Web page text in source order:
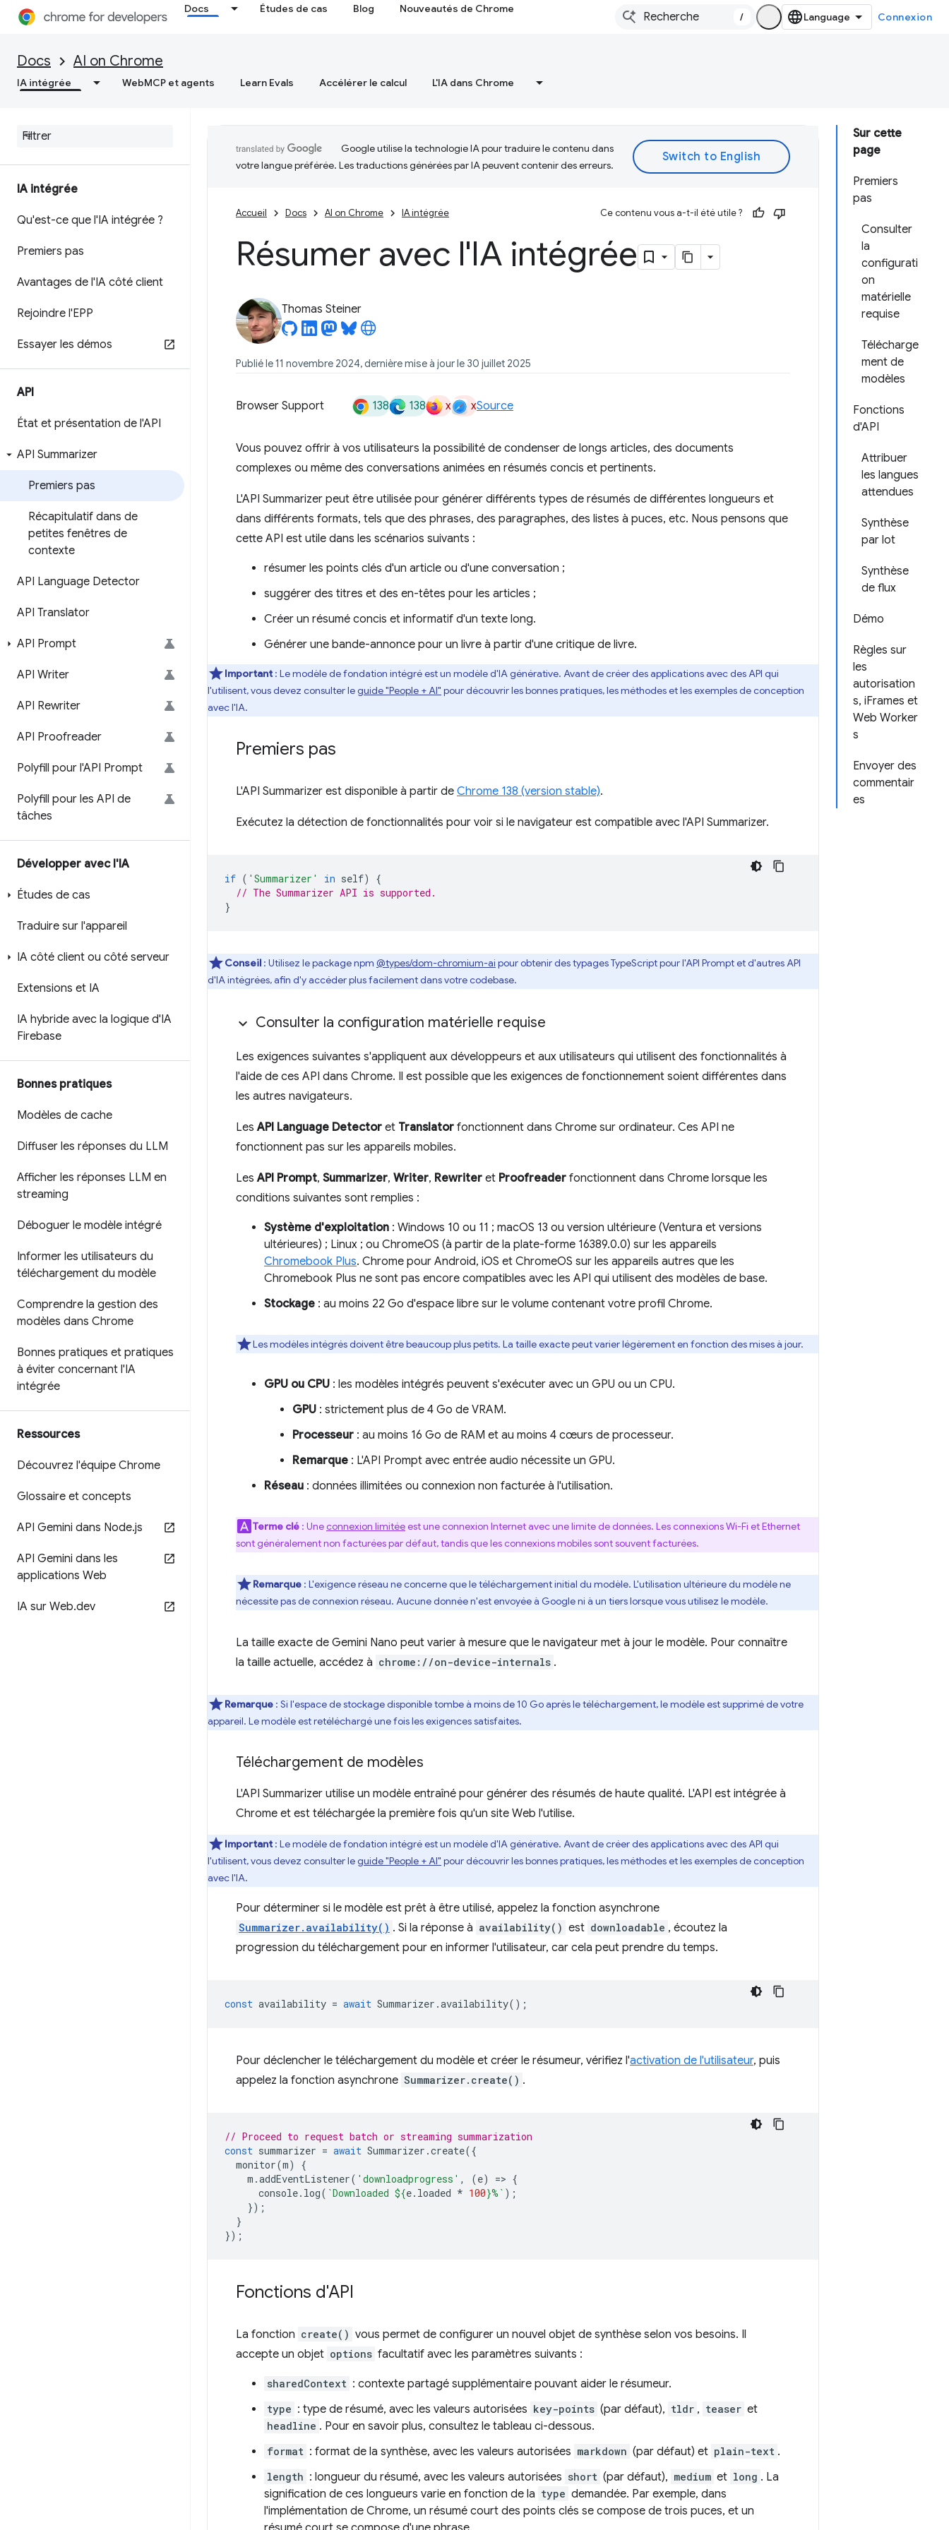
Docs Études de cas Blog Nouveautés de Chrome
/ Connexion
Docs AI on Chrome
IA intégrée WebMCP et agents Learn Evals Accélérer le calcul L'IA dans Chrome
IA intégrée
Qu'est-ce que l'IA intégrée ?
Premiers pas
Avantages de l'IA côté client
Rejoindre l'EPP
Essayer les démos
API
État et présentation de l'API
API Summarizer
Premiers pas
Récapitulatif dans de
petites fenêtres de
contexte
API Language Detector
API Translator
API Prompt
API Writer
API Rewriter
API Proofreader
Polyfill pour l'API Prompt
Polyfill pour les API de
tâches
Développer avec l'IA
Études de cas
Traduire sur l'appareil
IA côté client ou côté serveur
Extensions et IA
IA hybride avec la logique d'IA
Firebase
Bonnes pratiques
Modèles de cache
Diffuser les réponses du LLM
Afficher les réponses LLM en
streaming
Déboguer le modèle intégré
Informer les utilisateurs du
téléchargement du modèle
Comprendre la gestion des
modèles dans Chrome
Bonnes pratiques et pratiques
à éviter concernant l'IA
intégrée
Ressources
Découvrez l'équipe Chrome
Glossaire et concepts
API Gemini dans Node.js
API Gemini dans les
applications Web
IA sur Web.dev
Sur cette
page
Premiers
pas
Consulter
la
configurati
on
matérielle
requise
Télécharge
ment de
modèles
Fonctions
d'API
Attribuer
les langues
attendues
Synthèse
par lot
Synthèse
de flux
Démo
Règles sur
les
autorisation
s, iFrames et
Web Worker
s
Envoyer des
commentair
es
Google utilise la technologie IA pour traduire le contenu dans
votre langue préférée. Les traductions générées par IA peuvent contenir des erreurs.
Accueil Docs AI on Chrome IA intégrée Ce contenu vous a-t-il été utile ?
Résumer avec l'IA intégrée
Thomas Steiner
Publié le 11 novembre 2024, dernière mise à jour le 30 juillet 2025
Browser Support 138 138 x xSource
Vous pouvez offrir à vos utilisateurs la possibilité de condenser de longs articles, des documents
complexes ou même des conversations animées en résumés concis et pertinents.
L'API Summarizer peut être utilisée pour générer différents types de résumés de différentes longueurs et
dans différents formats, tels que des phrases, des paragraphes, des listes à puces, etc. Nous pensons que
cette API est utile dans les scénarios suivants :
résumer les points clés d'un article ou d'une conversation ;
suggérer des titres et des en-têtes pour les articles ;
Créer un résumé concis et informatif d'un texte long.
Générer une bande-annonce pour un livre à partir d'une critique de livre.
Important : Le modèle de fondation intégré est un modèle d'IA générative. Avant de créer des applications avec des API qui
l'utilisent, vous devez consulter leguide "People + AI" pour découvrir les bonnes pratiques, les méthodes et les exemples de conception
avec l'IA.
Premiers pas
L'API Summarizer est disponible à partir de Chrome 138 (version stable).
Exécutez la détection de fonctionnalités pour voir si le navigateur est compatible avec l'API Summarizer.
if ( 'Summarizer' in self)
{
// The Summarizer API is supported.
}
Conseil : Utilisez le package npm @types/dom-chromium-ai pour obtenir des typages TypeScript pour l'API Prompt et d'autres API
d'IA intégrées, afin d'y accéder plus facilement dans votre codebase.
Consulter la configuration matérielle requise
Les exigences suivantes s'appliquent aux développeurs et aux utilisateurs qui utilisent des fonctionnalités à
l'aide de ces API dans Chrome. Il est possible que les exigences de fonctionnement soient différentes dans
les autres navigateurs.
LesAPI Language Detector et Translator fonctionnent dans Chrome sur ordinateur. Ces API ne
fonctionnent pas sur les appareils mobiles.
LesAPI Prompt, Summarizer, Writer, Rewriter et Proofreader fonctionnent dans Chrome lorsque les
conditions suivantes sont remplies :
Système d'exploitation : Windows 10 ou 11 ; macOS 13 ou version ultérieure (Ventura et versions
ultérieures) ; Linux ; ou ChromeOS (à partir de la plate-forme 16389.0.0) sur les appareils
Chromebook Plus. Chrome pour Android, iOS et ChromeOS sur les appareils autres que les
Chromebook Plus ne sont pas encore compatibles avec les API qui utilisent des modèles de base.
Stockage : au moins 22 Go d'espace libre sur le volume contenant votre profil Chrome.
Les modèles intégrés doivent être beaucoup plus petits. La taille exacte peut varier légèrement en fonction des mises à jour.
GPU ou CPU : les modèles intégrés peuvent s'exécuter avec un GPU ou un CPU.
GPU : strictement plus de 4 Go de VRAM.
Processeur : au moins 16 Go de RAM et au moins 4 cœurs de processeur.
Remarque : L'API Prompt avec entrée audio nécessite un GPU.
Réseau : données illimitées ou connexion non facturée à l'utilisation.
Terme clé : Uneconnexion limitéeest une connexion Internet avec une limite de données. Les connexions Wi-Fi et Ethernet
sont généralement non facturées par défaut, tandis que les connexions mobiles sont souvent facturées.
Remarque : L'exigence réseau ne concerne que le téléchargement initial du modèle. L'utilisation ultérieure du modèle ne
nécessite pas de connexion réseau. Aucune donnée n'est envoyée à Google ni à un tiers lorsque vous utilisez le modèle.
La taille exacte de Gemini Nano peut varier à mesure que le navigateur met à jour le modèle. Pour connaître
la taille actuelle, accédez à chrome://on-device-internals .
Remarque : Si l'espace de stockage disponible tombe à moins de 10 Go après le téléchargement, le modèle est supprimé de votre
appareil. Le modèle est retéléchargé une fois les exigences satisfaites.
Téléchargement de modèles
L'API Summarizer utilise un modèle entraîné pour générer des résumés de haute qualité. L'API est intégrée à
Chrome et est téléchargée la première fois qu'un site Web l'utilise.
Important : Le modèle de fondation intégré est un modèle d'IA générative. Avant de créer des applications avec des API qui
l'utilisent, vous devez consulter leguide "People + AI" pour découvrir les bonnes pratiques, les méthodes et les exemples de conception
avec l'IA.
Pour déterminer si le modèle est prêt à être utilisé, appelez la fonction asynchrone
Summarizer.availability() . Si la réponse à availability() est downloadable , écoutez la
progression du téléchargement pour en informer l'utilisateur, car cela peut prendre du temps.
const availability = await Summarizer .availability();
Pour déclencher le téléchargement du modèle et créer le résumeur, vérifiez l'activation de l'utilisateur, puis
appelez la fonction asynchrone Summarizer.create() .
// Proceed to request batch or streaming summarization
const summarizer = await Summarizer .create({
monitor(m)
{
m .addEventListener( 'downloadprogress' , (e) => {
console. log( `Downloaded ${e. loaded * 100}%` );
});
}
});
Fonctions d'API
La fonction create() vous permet de configurer un nouvel objet de synthèse selon vos besoins. Il
accepte un objet options facultatif avec les paramètres suivants :
sharedContext : contexte partagé supplémentaire pouvant aider le résumeur.
type : type de résumé, avec les valeurs autorisées key-points (par défaut), tldr , teaser et
headline . Pour en savoir plus, consultez le tableau ci-dessous.
format : format de la synthèse, avec les valeurs autorisées markdown (par défaut) et plain-text .
length : longueur du résumé, avec les valeurs autorisées short (par défaut), medium et long . La
signification de ces longueurs varie en fonction de la type demandée. Par exemple, dans
l'implémentation de Chrome, un résumé court des points clés se compose de trois puces, et un